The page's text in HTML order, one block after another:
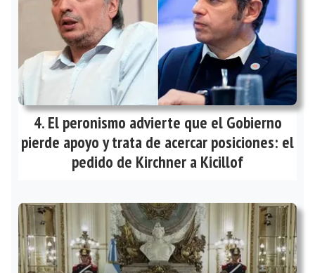
El peronismo advierte que el Gobierno
pierde apoyo y trata de acercar posiciones: el
pedido de Kirchner a Kicillof